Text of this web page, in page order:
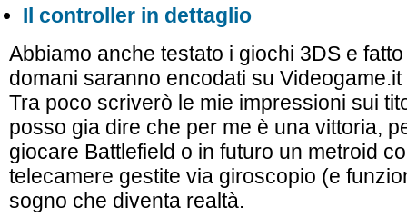
Il controller in dettaglio
Abbiamo anche testato i giochi 3DS e
domani saranno encodati su Videogame.it
Tra poco scriverò le mie impressioni sui
posso gia dire che per me è una vittoria,
giocare Battlefield o in futuro un metroid
telecamere gestite via giroscopio (e
sogno che diventa realtà.